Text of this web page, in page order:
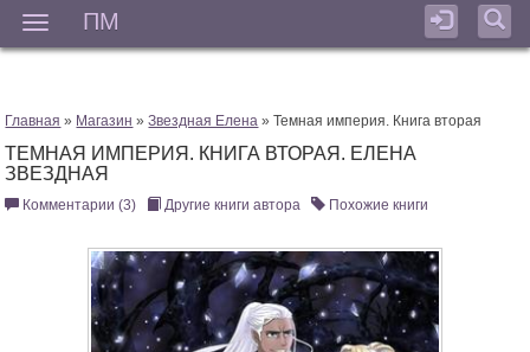
ПМ
Главная » Магазин »Звездная Елена » Темная империя. Книга вторая
ТЕМНАЯ ИМПЕРИЯ. КНИГА ВТОРАЯ. ЕЛЕНА
ЗВЕЗДНАЯ
Комментарии (3) Другие книги автора Похожие книги